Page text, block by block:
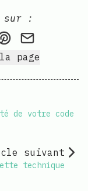
page
sur :
LinkedIn
WhatsApp
article sur
cet article
cet
Partager cet
Partager
de votre code
suivant
technique